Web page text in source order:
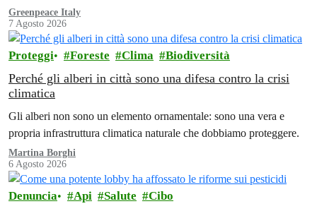
Greenpeace Italy
7 Agosto 2026
Proteggi Foreste Clima Biodiversità
Perché gli alberi in città sono una difesa contro la crisi
climatica
Gli alberi non sono un elemento ornamentale: sono una vera e
propria infrastruttura climatica naturale che dobbiamo proteggere.
Martina Borghi
6 Agosto 2026
Denuncia Api Salute Cibo